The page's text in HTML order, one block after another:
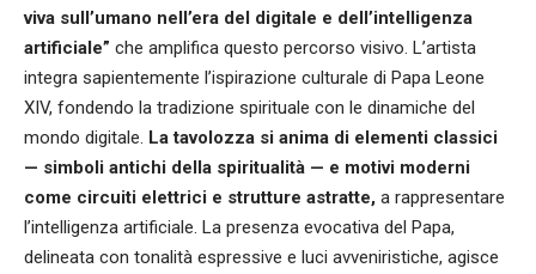
viva sull’umano nell’era del digitale e dell’intelligenza
artificiale” che amplifica questo percorso visivo. L’artista
integra sapientemente l’ispirazione culturale di Papa Leone
XIV, fondendo la tradizione spirituale con le dinamiche del
mondo digitale. La tavolozza si anima di elementi classici
— simboli antichi della spiritualità — e motivi moderni
come circuiti elettrici e strutture astratte, a rappresentare
l’intelligenza artificiale. La presenza evocativa del Papa,
delineata con tonalità espressive e luci avveniristiche, agisce